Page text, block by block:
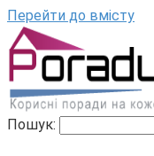
Перейти до вмісту
Пошук: